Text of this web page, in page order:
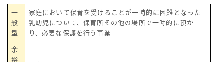
一
般
型
家庭において保育を受けることが一時的に困難となった
乳幼児について、保育所その他の場所で一時的に預か
り、必要な保護を行う事業
余
裕